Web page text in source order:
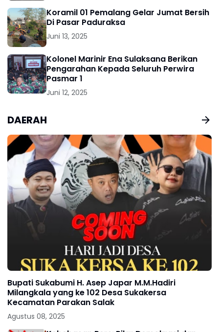
Koramil 01 Pemalang Gelar Jumat Bersih
Di Pasar Paduraksa
Juni 13, 2025
Kolonel Marinir Ena Sulaksana Berikan
Pengarahan Kepada Seluruh Perwira
Pasmar 1
Juni 12, 2025
DAERAH
Bupati Sukabumi H. Asep Japar M.M.Hadiri
Milangkala yang ke 102 Desa Sukakersa
Kecamatan Parakan Salak
Agustus 08, 2025